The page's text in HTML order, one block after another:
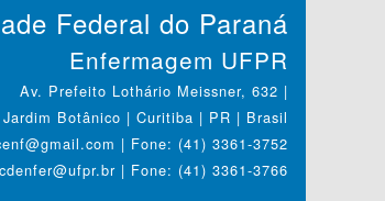
Federal do Paraná
Enfermagem UFPR
Av. Prefeito Lothário Meissner, 632 |
Botânico | Curitiba | PR | Brasil
| Fone: (41) 3361-3752
| Fone: (41) 3361-3766